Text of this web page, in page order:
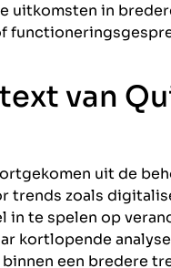
uitkomsten in
van
uit de
zoals
in te spelen op
kortlopende
een bredere